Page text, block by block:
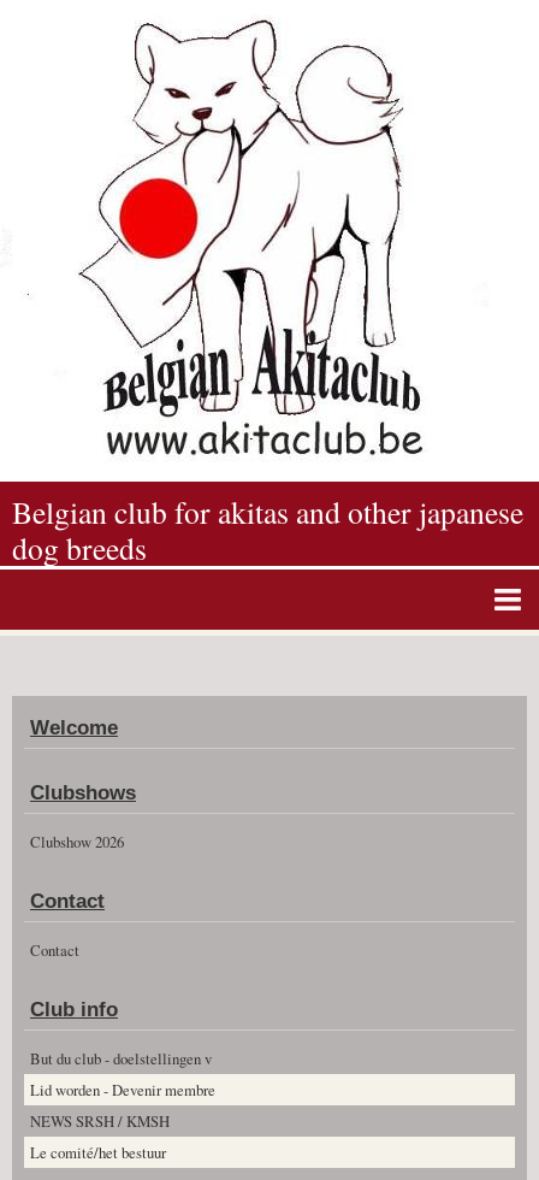
Belgian club for akitas and other japanese
dog breeds
Album photos
Agenda
Guestbook
News
Clubshow 2026
Welcome
Clubshows
Clubshow 2026
Contact
Contact
Club info
But du club - doelstellingen v
Lid worden - Devenir membre
NEWS SRSH / KMSH
Le comité/het bestuur